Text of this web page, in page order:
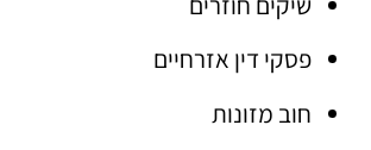
פסקי דין אזרחיים
חוב מזונות